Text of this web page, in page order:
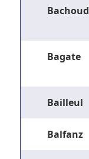
Bachoud
Bagate
Bailleul
Balfanz